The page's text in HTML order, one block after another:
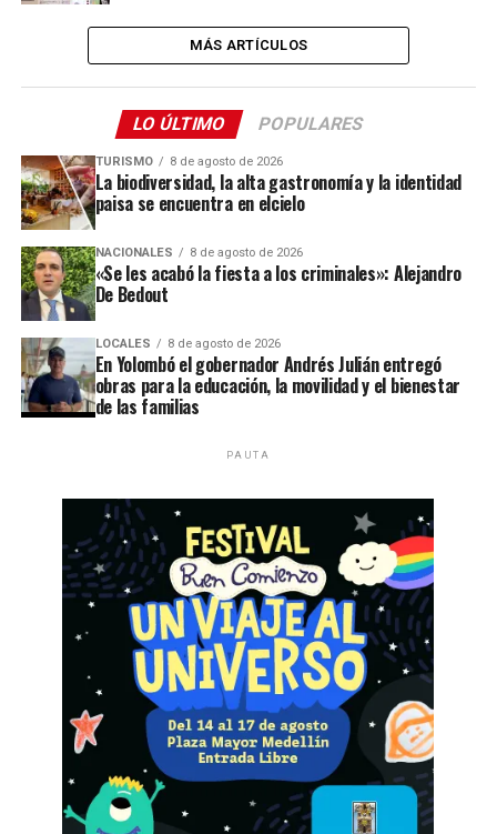
MÁS ARTÍCULOS
LO ÚLTIMO POPULARES
TURISMO 8 de agosto de 2026
La biodiversidad, la alta gastronomía y la identidad
paisa se encuentra en elcielo
NACIONALES 8 de agosto de 2026
«Se les acabó la fiesta a los criminales»: Alejandro
De Bedout
LOCALES 8 de agosto de 2026
En Yolombó el gobernador Andrés Julián entregó
obras para la educación, la movilidad y el bienestar
de las familias
PAUTA